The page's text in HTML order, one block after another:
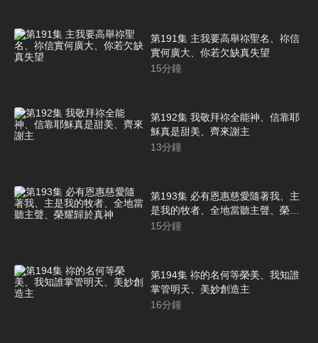
第191集 主我要高舉祢聖名、祢信
實何廣大、你若欠缺真失望
15分鐘
第192集 我敬拜祢全能神、信靠耶
穌真是甜美、齊來謝主
13分鐘
第193集 必有恩惠慈愛隨著我、主
是我的牧者、全地當聽主聲、榮耀
歸於真神
15分鐘
第194集 祢的名何等榮美、我知誰
掌管明天、美妙創造主
16分鐘